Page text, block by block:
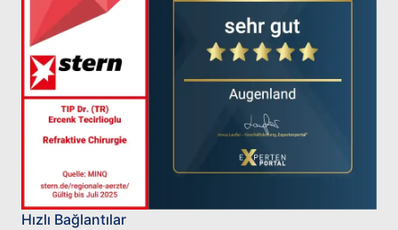
Hızlı Bağlantılar